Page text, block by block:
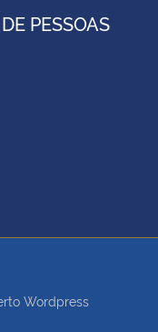
PESSOAS
Wordpress